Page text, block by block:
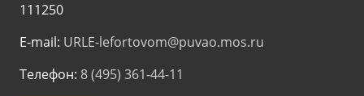
111250
E-mail: URLE-lefortovom@puvao.mos.ru
Телефон: 8 (495) 361-44-11